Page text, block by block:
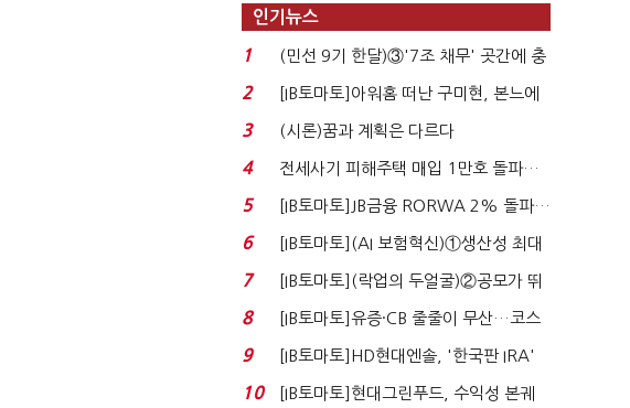
인기뉴스
1
(민선 9기 한달)③'7조 채무' 곳간에 충
격…추미애, 20년...
2
[IB토마토]아워홈 떠난 구미현, 본느에
340억 베팅…가...
3 (시론)꿈과 계획은 다르다
4
전세사기 피해주택 매입 1만호 돌파…
누적 피해자 4만2...
5
[IB토마토]JB금융 RORWA 2% 돌파…
실적 견인은 은행 ...
6
[IB토마토](AI 보험혁신)①생산성 최대
80% 개선…현실...
7
[IB토마토](락업의 두얼굴)②공모가 뛰
자 첫날 매도…FI ...
8
[IB토마토]유증·CB 줄줄이 무산…코스
닥 벌점 급증에 ...
9
[IB토마토]HD현대엔솔, '한국판 IRA'
수혜 부상…세액공...
10
[IB토마토]현대그린푸드, 수익성 본궤